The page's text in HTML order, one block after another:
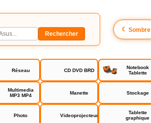
☾ Sombre
Réseau CD DVD BRD
Notebook
Tablette
Multimedia
MP3 MP4
Manette Stockage
Photo Videoprojecteur
Tablette
graphique